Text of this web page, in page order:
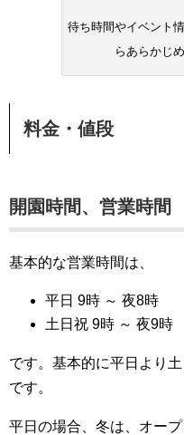
待ち時間やイベント
らあらかじ
料金・値段
開園時間、営業時間
基本的な営業時間は、
平日 9時 ～ 夜8時
土日祝 9時 ～ 夜9時
です。基本的に平日より
です。
平日の場合、冬は、オー